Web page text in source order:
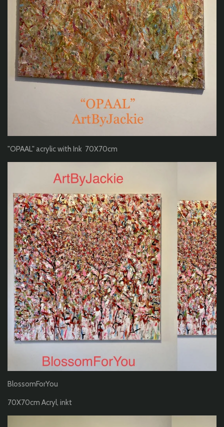
"OPAAL" acrylic with Ink 70X70cm
BlossomForYou
70X70cm Acryl, inkt